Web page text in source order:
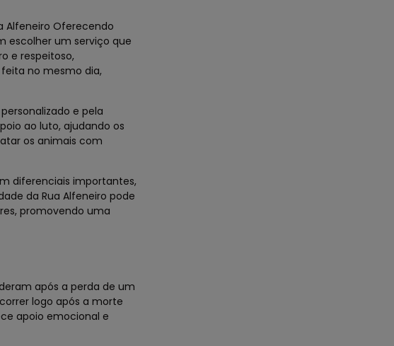
Alfeneiro Oferecendo
escolher um serviço que
e respeitoso,
no mesmo dia,
e pela
ao luto, ajudando os
os animais com
diferenciais importantes,
da Rua Alfeneiro pode
promovendo uma
após a perda de um
logo após a morte
apoio emocional e